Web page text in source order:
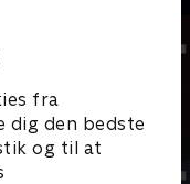
fra
dig den bedste
og til at